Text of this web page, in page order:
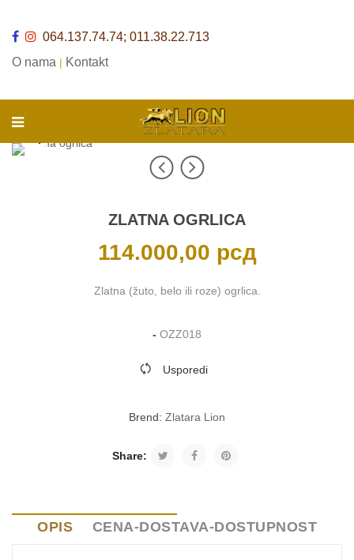
064.137.74.74; 011.38.22.713
O nama | Kontakt
ZLATNA OGRLICA
114.000,00 рсд
Zlatna (žuto, belo ili roze) ogrlica.
- OZZ018
Usporedi
Brend: Zlatara Lion
Share:
OPIS CENA-DOSTAVA-DOSTUPNOST